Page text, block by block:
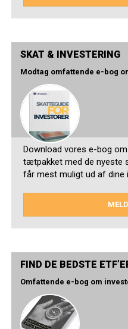
SKAT & INVESTERING
Modtag omfattende e-bog
Download vores e-bog
tætpakket med de nyeste
får mest muligt ud af dine
FIND DE BEDSTE
Omfattende e-bog om